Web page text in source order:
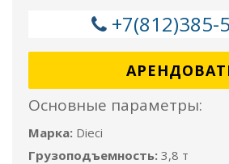
+7(812)385-
Основные параметры:
Марка: Dieci
Грузоподъемность: 3,8 т